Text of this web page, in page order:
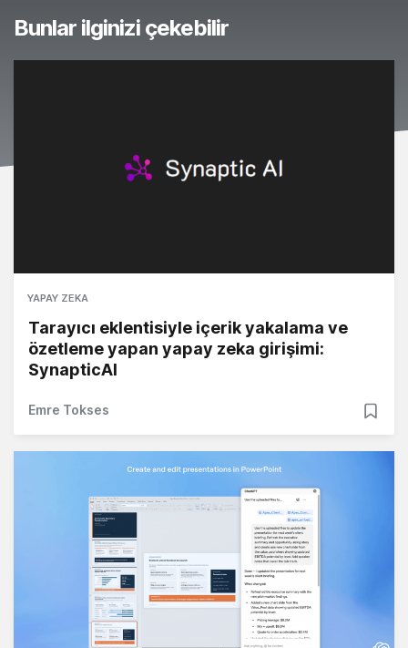
Bunlar ilginizi çekebilir
YAPAY ZEKA
Tarayıcı eklentisiyle içerik yakalama ve
özetleme yapan yapay zeka girişimi:
SynapticAI
Emre Tokses